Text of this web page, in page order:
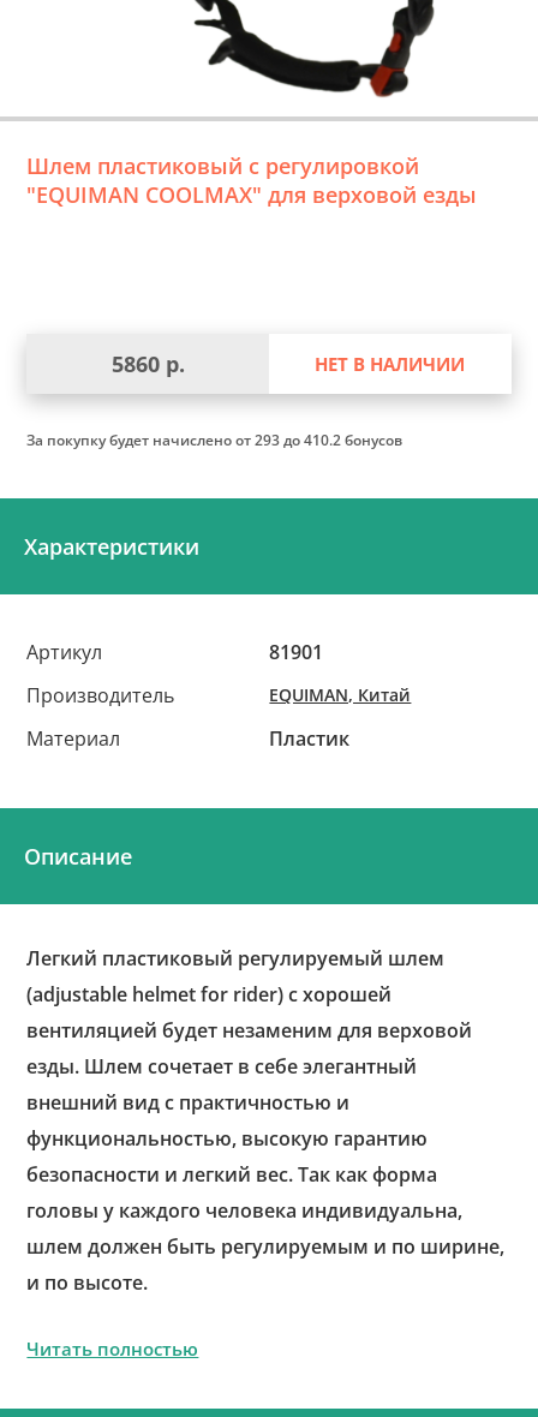
Шлем пластиковый с регулировкой
"EQUIMAN COOLMAX" для верховой езды
5860 р. НЕТ В НАЛИЧИИ
За покупку будет начисленоот 293 до 410.2 бонусов
Характеристики
Артикул
81901
Производитель
EQUIMAN, Китай
Материал Пластик
Описание
Легкий пластиковый регулируемый шлем
(adjustable helmet for rider) с хорошей
вентиляцией будет незаменим для верховой
езды. Шлем сочетает в себе элегантный
внешний вид с практичностью и
функциональностью, высокую гарантию
безопасности и легкий вес. Так как форма
головы у каждого человека индивидуальна,
шлем должен быть регулируемым и по ширине,
и по высоте.
Читать полностью